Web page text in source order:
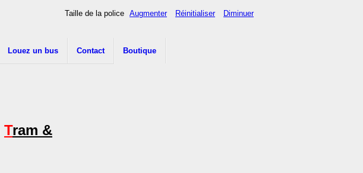
Louez un bus Contact Boutique
Taille de la police Augmenter Réinitialiser Diminuer
Tram &